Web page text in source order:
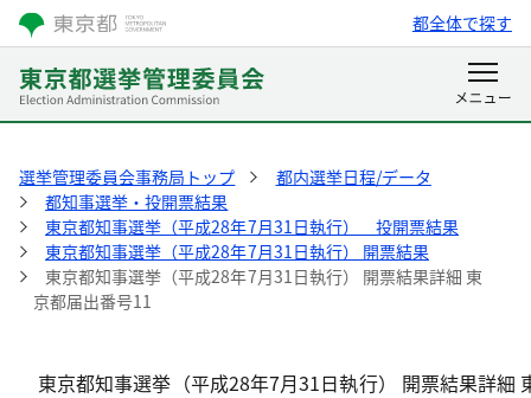
都全体で探す
選挙管理委員会事務局トップ
都内選挙日程/データ
都知事選挙・投開票結果
東京都知事選挙（平成28年7月31日執行） 投開票結果
東京都知事選挙（平成28年7月31日執行） 開票結果
東京都知事選挙（平成28年7月31日執行） 開票結果詳細 東
京都届出番号11
東京都知事選挙（平成28年7月31日執行） 開票結果詳細